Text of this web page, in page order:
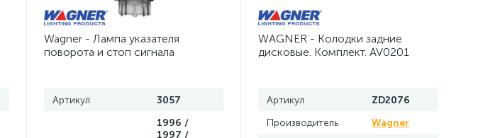
Wagner - Лампа указателя
поворота и стоп сигнала
Артикул 3057
1996 /
1997 /
WAGNER - Колодки задние
дисковые. Комплект. AV0201
Артикул
ZD2076
Производитель
Wagner